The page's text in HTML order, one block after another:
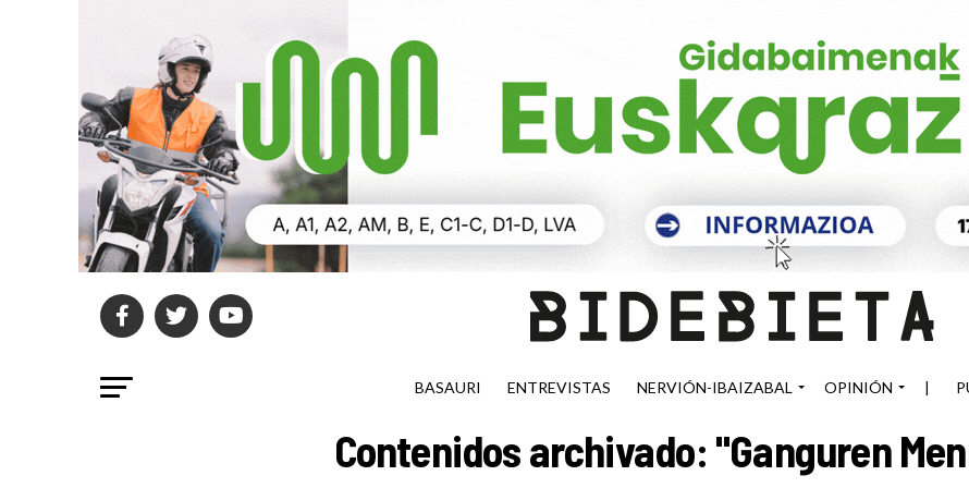
BASAURI ENTREVISTAS NERVIÓN-IBAIZABAL OPINIÓN |
Contenidos archivado: "Ganguren